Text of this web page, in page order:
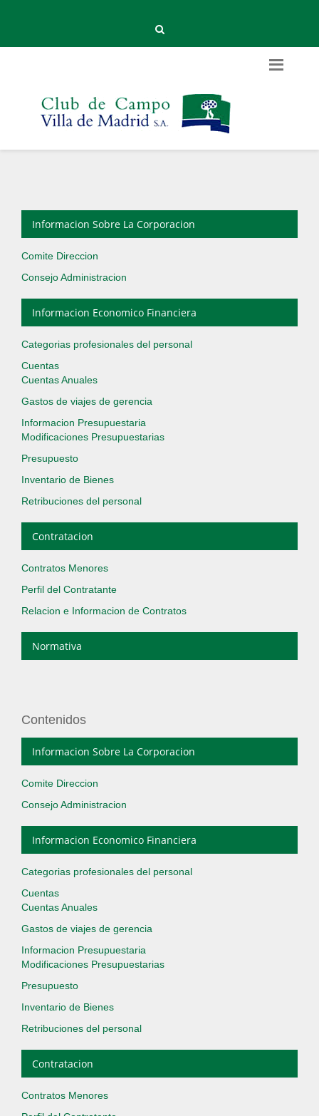
Informacion Sobre La Corporacion
Comite Direccion
Consejo Administracion
Informacion Economico Financiera
Categorias profesionales del personal
Cuentas
Cuentas Anuales
Gastos de viajes de gerencia
Informacion Presupuestaria
Modificaciones Presupuestarias
Presupuesto
Inventario de Bienes
Retribuciones del personal
Contratacion
Contratos Menores
Perfil del Contratante
Relacion e Informacion de Contratos
Normativa
Contenidos
Informacion Sobre La Corporacion
Comite Direccion
Consejo Administracion
Informacion Economico Financiera
Categorias profesionales del personal
Cuentas
Cuentas Anuales
Gastos de viajes de gerencia
Informacion Presupuestaria
Modificaciones Presupuestarias
Presupuesto
Inventario de Bienes
Retribuciones del personal
Contratacion
Contratos Menores